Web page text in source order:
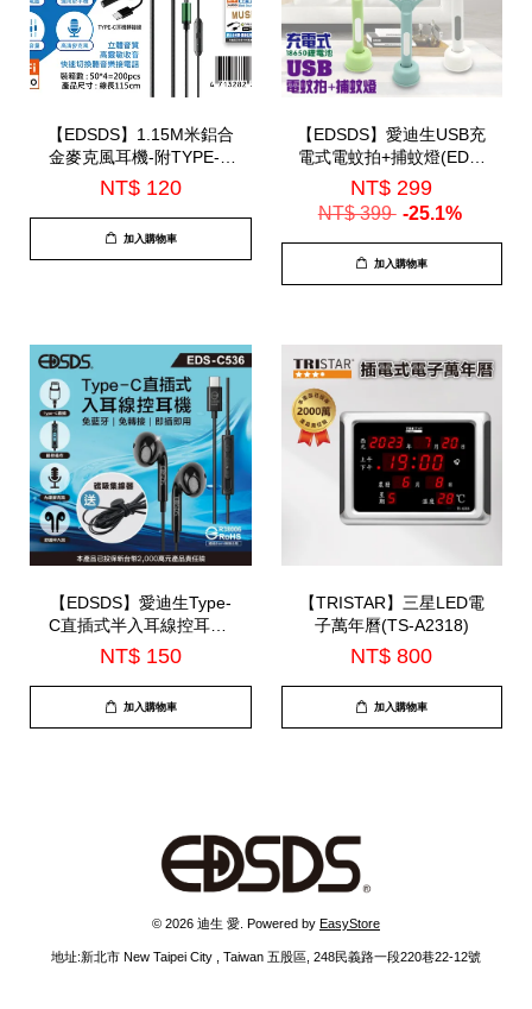
【EDSDS】1.15M米鋁合
金麥克風耳機-附TYPE-C
轉接線(EDS-C524)
NT$ 120
加入購物車
【EDSDS】愛迪生USB充
電式電蚊拍+捕蚊燈(EDS-
P5693)
NT$ 299
NT$ 399 -25.1%
加入購物車
【EDSDS】愛迪生Type-
C直插式半入耳線控耳機-
內建麥克風(EDS-C536)
NT$ 150
加入購物車
【TRISTAR】三星LED電
子萬年曆(TS-A2318)
NT$ 800
加入購物車
© 2026 迪生 愛. Powered by EasyStore
地址:新北市 New Taipei City , Taiwan 五股區, 248民義路一段220巷22-12號